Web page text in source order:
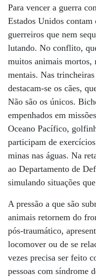
Para vencer a guerra
Estados Unidos
guerreiros que nem
lutando. No conflito,
muitos animais mortos,
mentais. Nas
destacam-se os cães,
Não são os únicos.
empenhados em
Oceano Pacífico,
participam de
minas nas águas. Na
ao Departamento de
simulando situações
A pressão a que são
animais retornem do
pós-traumático,
locomover ou de se
vezes precisa ser feito
pessoas com síndrome